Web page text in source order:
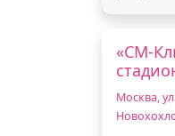
«СМ-
Москва,